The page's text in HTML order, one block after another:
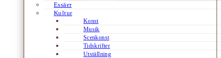
Essäer
Kultur
Konst
Musik
Scenkonst
Tidskrifter
Utställning